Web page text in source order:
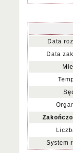
Data
Data
System